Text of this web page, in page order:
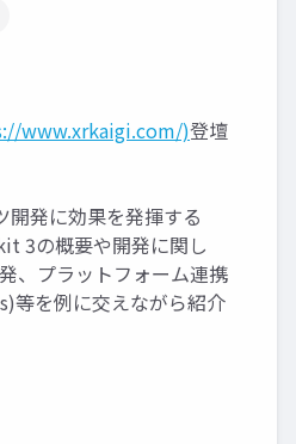
www.xrkaigi.com/)登壇
発に効果を発揮する
3の概要や開発に関し
、プラットフォーム連携
等を例に交えながら紹介